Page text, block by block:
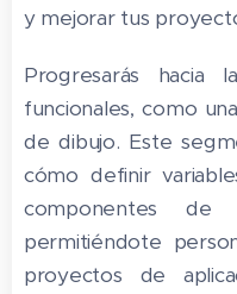
y mejorar tus
Progresarás hacia
funcionales, como
de dibujo. Este
cómo definir
componentes
permitiéndote
proyectos de